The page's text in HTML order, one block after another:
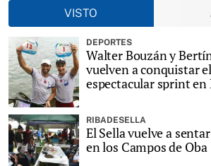
VISTO
DEPORTES
Walter Bouzán y
vuelven a conquistar
espectacular sprint en
RIBADESELLA
El Sella vuelve a
en los Campos de Oba